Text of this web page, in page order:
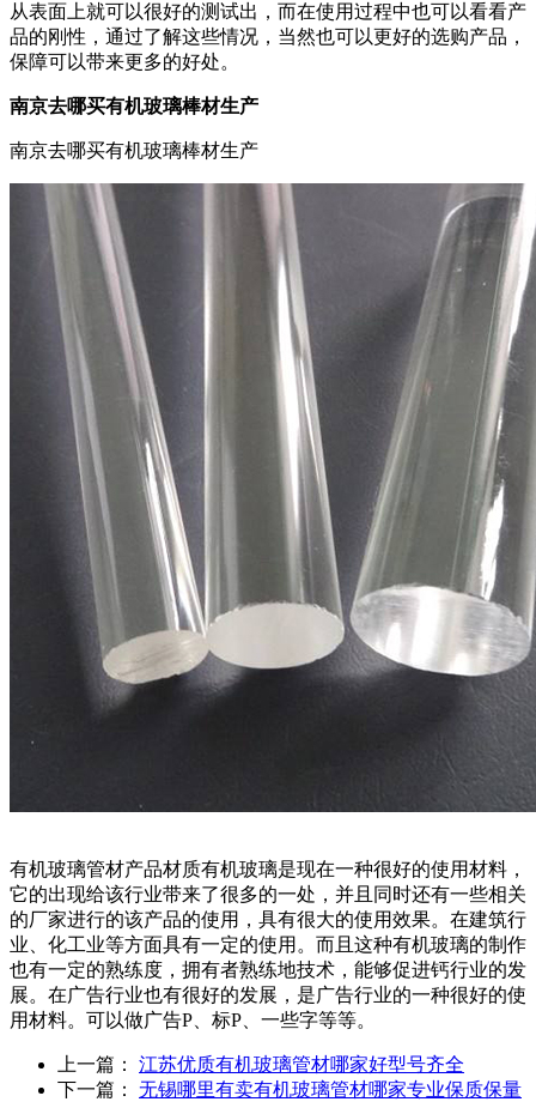
从表面上就可以很好的测试出，而在使用过程中也可以看看产
品的刚性，通过了解这些情况，当然也可以更好的选购产品，
保障可以带来更多的好处。
南京去哪买有机玻璃棒材生产
南京去哪买有机玻璃棒材生产
有机玻璃管材产品材质有机玻璃是现在一种很好的使用材料，
它的出现给该行业带来了很多的一处，并且同时还有一些相关
的厂家进行的该产品的使用，具有很大的使用效果。在建筑行
业、化工业等方面具有一定的使用。而且这种有机玻璃的制作
也有一定的熟练度，拥有者熟练地技术，能够促进钙行业的发
展。在广告行业也有很好的发展，是广告行业的一种很好的使
用材料。可以做广告P、标P、一些字等等。
上一篇：
江苏优质有机玻璃管材哪家好型号齐全
下一篇：
无锡哪里有卖有机玻璃管材哪家专业保质保量